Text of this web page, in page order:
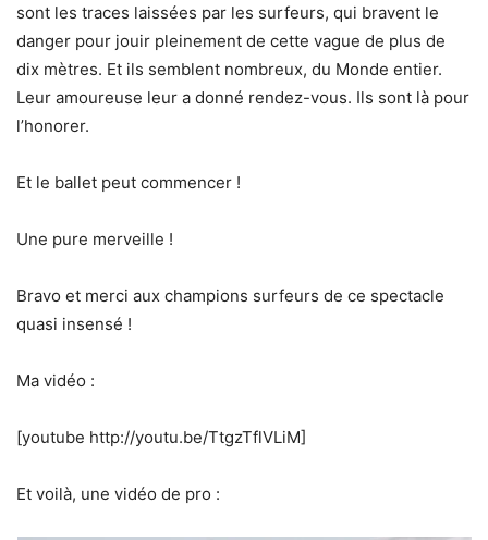
sont les traces laissées par les surfeurs, qui bravent le
danger pour jouir pleinement de cette vague de plus de
dix mètres. Et ils semblent nombreux, du Monde entier.
Leur amoureuse leur a donné rendez-vous. Ils sont là pour
l’honorer.
Et le ballet peut commencer !
Une pure merveille !
Bravo et merci aux champions surfeurs de ce spectacle
quasi insensé !
Ma vidéo :
[youtube http://youtu.be/TtgzTflVLiM]
Et voilà, une vidéo de pro :